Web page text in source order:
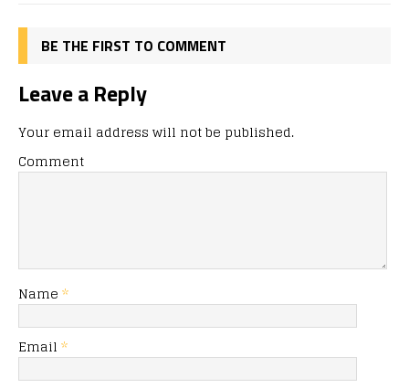
BE THE FIRST TO COMMENT
Leave a Reply
Your email address will not be published.
Comment
Name *
Email *